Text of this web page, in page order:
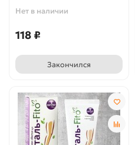
Нет в наличии
118 ₽
Закончился